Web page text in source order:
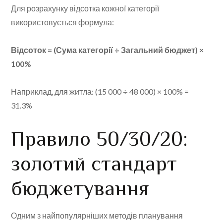
Для розрахунку відсотка кожної категорії
використовується формула:
Відсоток = (Сума категорії ÷ Загальний бюджет) ×
100%
Наприклад, для житла: (15 000 ÷ 48 000) × 100% =
31.3%
Правило 50/30/20:
золотий стандарт
бюджетування
Одним з найпопулярніших методів планування